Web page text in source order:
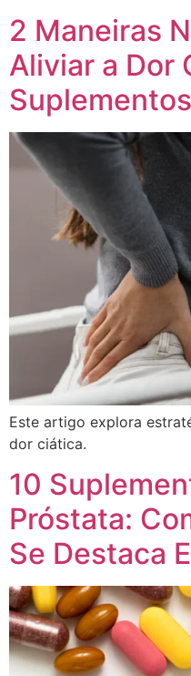
2 Maneiras
Aliviar a Dor
Suplementos
Este artigo explora
dor ciática.
10
Próstata:
Se Destaca